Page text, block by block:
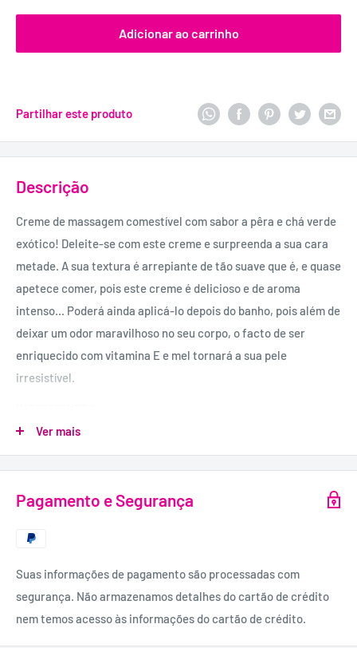
Adicionar ao carrinho
Partilhar este produto
Descrição
Creme de massagem comestível com sabor a pêra e chá verde
exótico! Deleite-se com este creme e surpreenda a sua cara
metade. A sua textura é arrepiante de tão suave que é, e quase
apetece comer, pois este creme é delicioso e de aroma
intenso... Poderá ainda aplicá-lo depois do banho, pois além de
deixar um odor maravilhoso no seu corpo, o facto de ser
enriquecido com vitamina E e mel tornará a sua pele
irresistível.
Água, glicerina, Ácido Esteárico, Óleo de Girassol, Álcool
Cetílico, Estearato de Glicerina, Petrolato, Gliceret-2
Cocoato, Propilenoglicol, Óleo de Canola, Benzoato de Sódio,
DMDM-hidantoina, Aroma, Ácido Cítrico, Goma Xantana,
de Abacate, Óleo de Semente de Uva, Óleo de Sésamo, Óleo de
QUANTIDADE:
200ml.
Ver mais
Pagamento e Segurança
Suas informações de pagamento são processadas com
segurança. Não armazenamos detalhes do cartão de crédito
nem temos acesso às informações do cartão de crédito.